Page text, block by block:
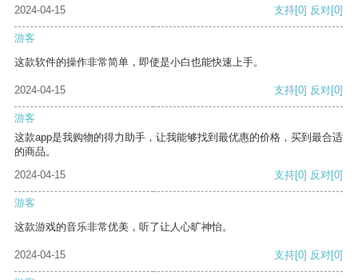
2024-04-15
支持[0] 反对[0]
游客
这款软件的操作非常简单，即使是小白也能快速上手。
2024-04-15 支持[0] 反对[0]
游客
这款app是我购物的得力助手，让我能够找到最优惠的价格，买到最合适
的商品。
2024-04-15
支持[0] 反对[0]
游客
这款游戏的音乐非常优美，听了让人心旷神怡。
2024-04-15 支持[0] 反对[0]